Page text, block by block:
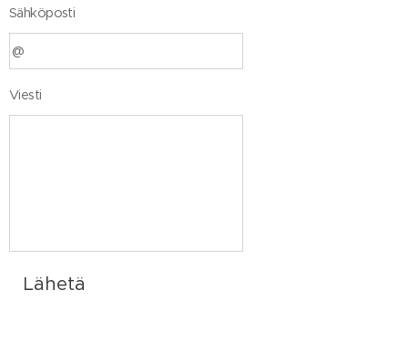
Sähköposti
Viesti
Lähetä